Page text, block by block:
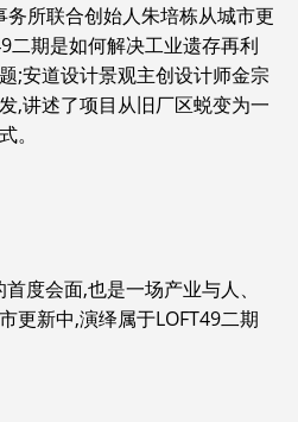
所联合创始人朱培栋从城市更
二期是如何解决工业遗存再利
;安道设计景观主创设计师金宗
,讲述了项目从旧厂区蜕变为一
。
度会面,也是一场产业与人、
更新中,演绎属于LOFT49二期